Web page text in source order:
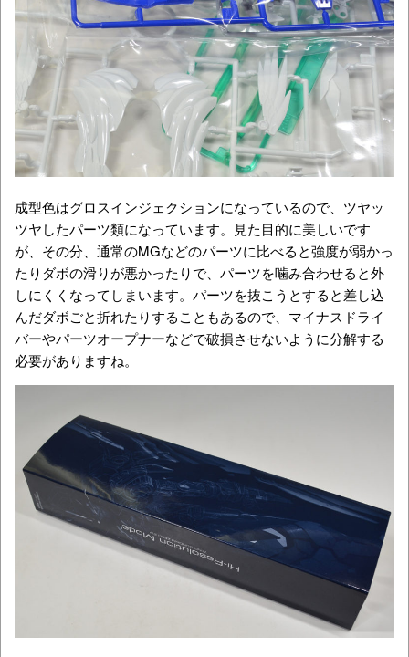
成型色はグロスインジェクションになっているので、ツヤッ
ツヤしたパーツ類になっています。見た目的に美しいです
が、その分、通常のMGなどのパーツに比べると強度が弱かっ
たりダボの滑りが悪かったりで、パーツを噛み合わせると外
しにくくなってしまいます。パーツを抜こうとすると差し込
んだダボごと折れたりすることもあるので、マイナスドライ
バーやパーツオープナーなどで破損させないように分解する
必要がありますね。